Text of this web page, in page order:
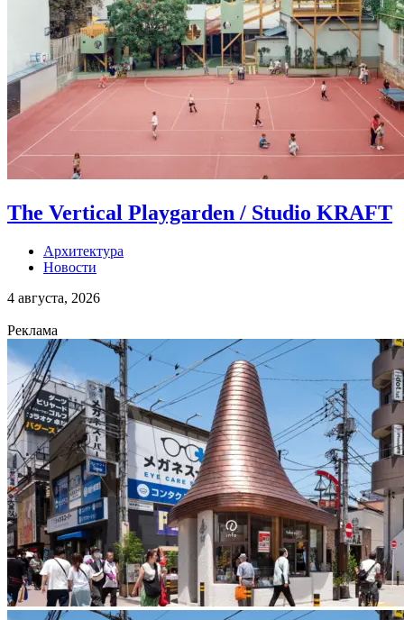
The Vertical Playgarden / Studio KRAFT
Архитектура
Новости
4 августа, 2026
Реклама